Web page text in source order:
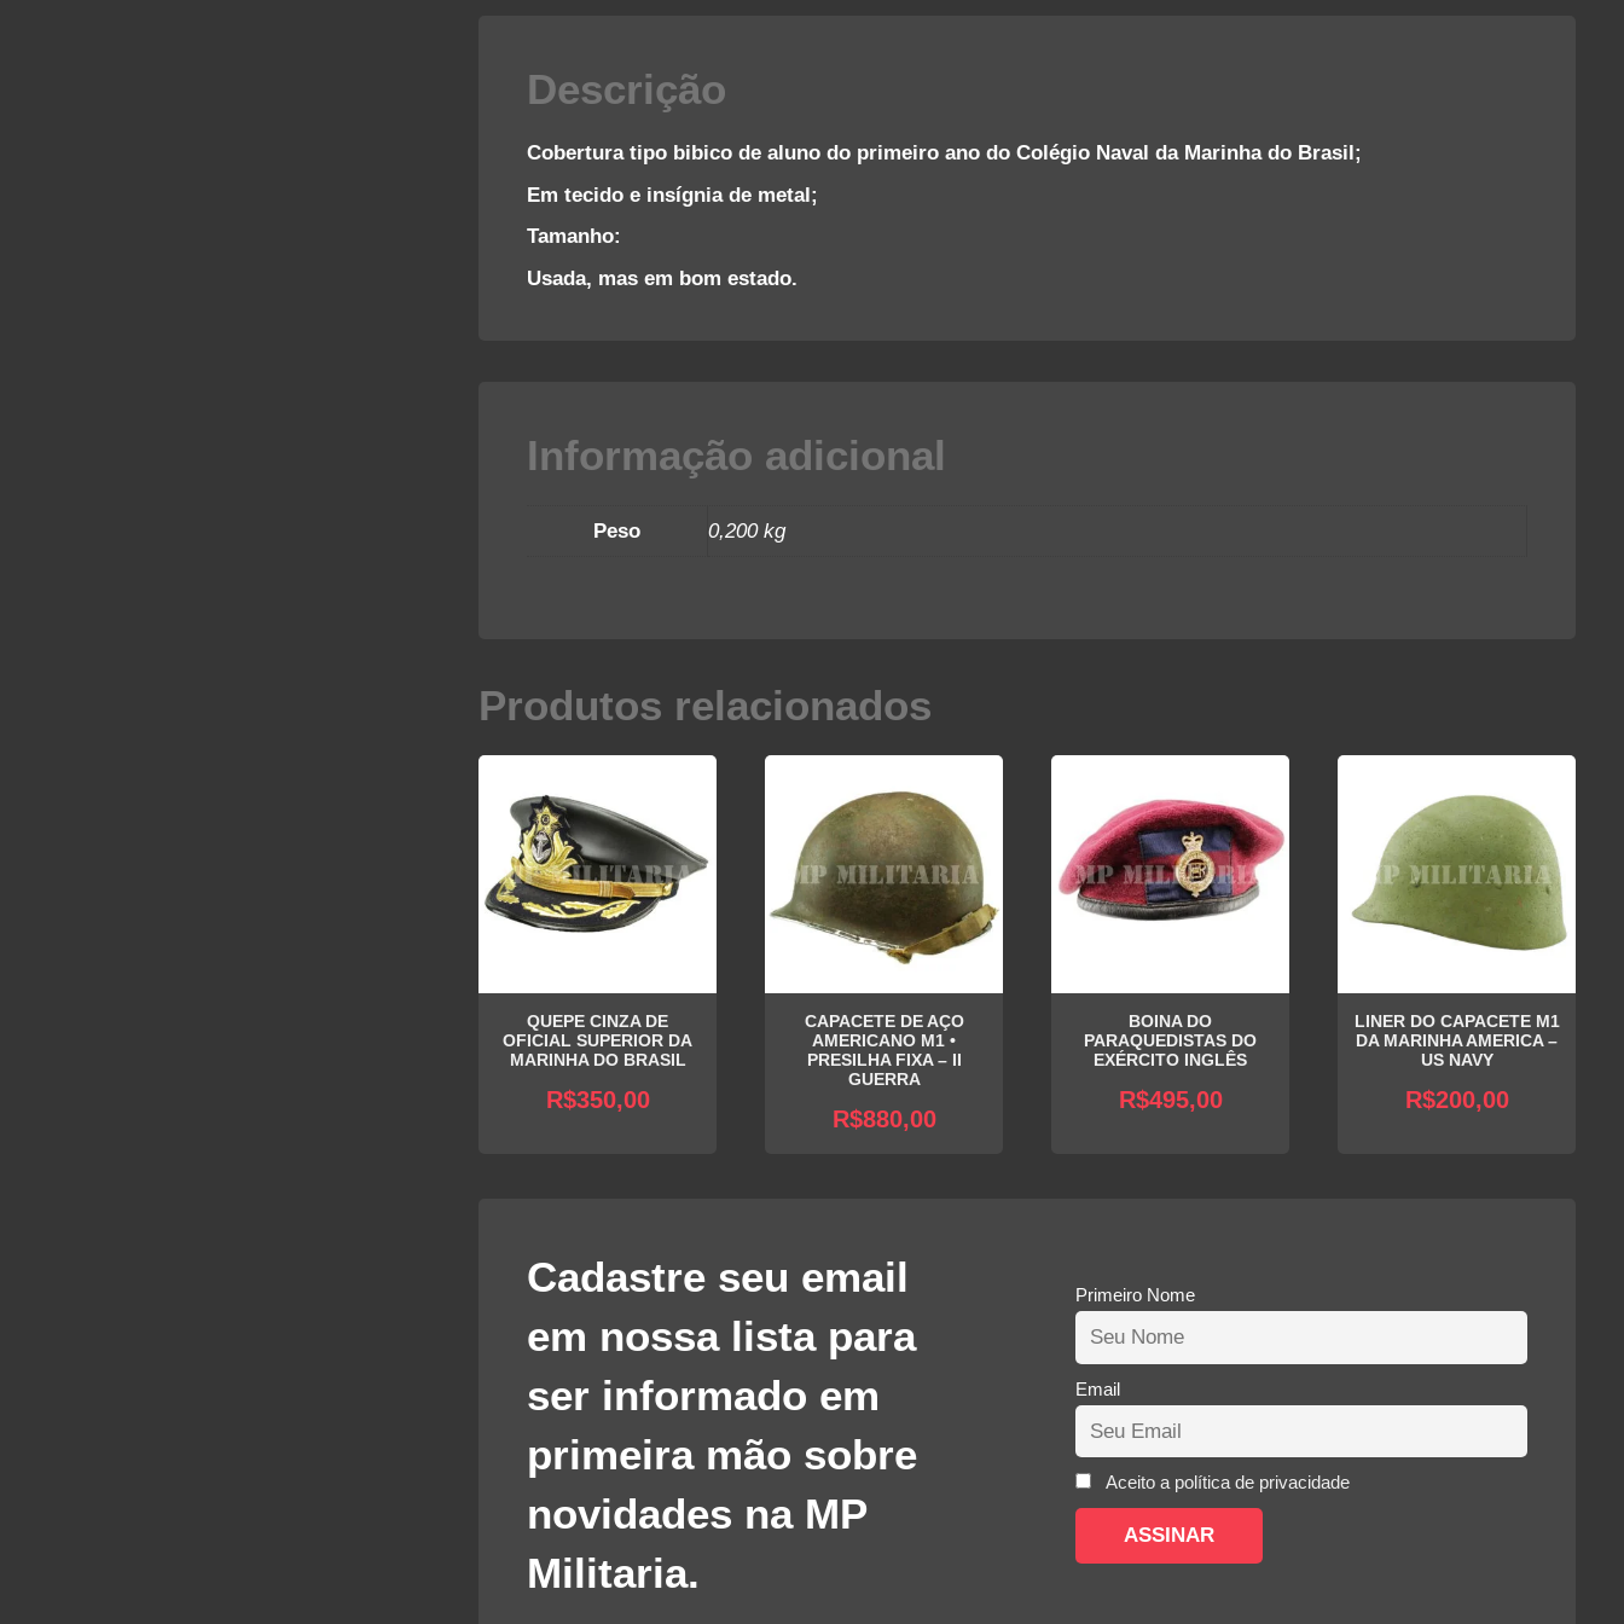
Descrição
Cobertura tipo bibico de aluno do primeiro ano do Colégio Naval da Marinha do Brasil;
Em tecido e insígnia de metal;
Tamanho:
Usada, mas em bom estado.
Informação adicional
Peso 0,200 kg
Produtos relacionados
QUEPE CINZA DE
OFICIAL SUPERIOR DA
MARINHA DO BRASIL
R$350,00
CAPACETE DE AÇO
AMERICANO M1 •
PRESILHA FIXA – II
GUERRA
R$880,00
BOINA DO
PARAQUEDISTAS DO
EXÉRCITO INGLÊS
R$495,00
LINER DO CAPACETE M1
DA MARINHA AMERICA –
US NAVY
R$200,00
Cadastre seu email
em nossa lista para
ser informado em
primeira mão sobre
novidades na MP
Militaria.
Primeiro Nome
Email
Aceito a política de privacidade